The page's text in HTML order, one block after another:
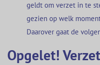
geldt om verzet in te
gezien op welk
Daarover gaat de
Opgelet!